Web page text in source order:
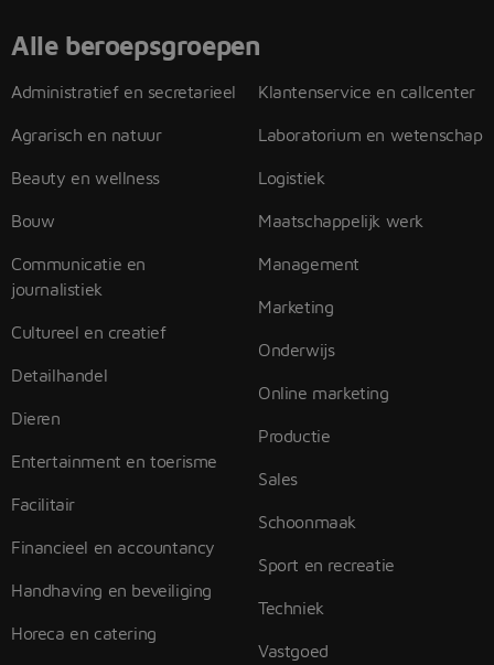
Alle beroepsgroepen
Administratief en secretarieel
Agrarisch en natuur
Beauty en wellness
Bouw
Communicatie en
journalistiek
Cultureel en creatief
Detailhandel
Dieren
Entertainment en toerisme
Facilitair
Financieel en accountancy
Handhaving en beveiliging
Horeca en catering
Klantenservice en callcenter
Laboratorium en wetenschap
Logistiek
Maatschappelijk werk
Management
Marketing
Onderwijs
Online marketing
Productie
Sales
Schoonmaak
Sport en recreatie
Techniek
Vastgoed